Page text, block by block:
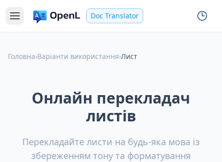
Doc Translator
Головна›Варіанти використання›Лист
Онлайн перекладач
листів
Перекладайте листи на будь-яка мова із
збереженням тону та форматування